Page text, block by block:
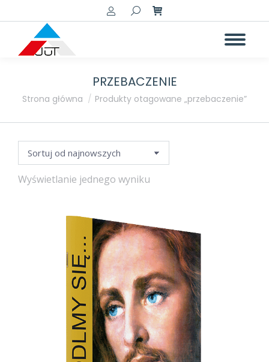
Szukaj:
PRZEBACZENIE
Jesteś tutaj:
Strona główna Produkty otagowane „przebaczenie”
Wyświetlanie jednego wyniku